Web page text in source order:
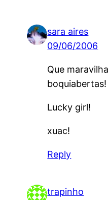
sara aires
09/06/2006
Que
boquiabertas!
Lucky girl!
xuac!
Reply
trapinho